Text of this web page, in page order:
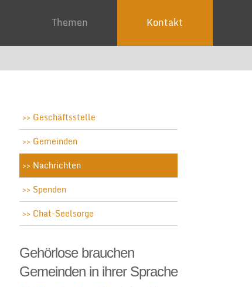
Themen Kontakt
Geschäftsstelle
Gemeinden
Nachrichten
Spenden
Chat-Seelsorge
Gehörlose brauchen
Gemeinden in ihrer Sprache